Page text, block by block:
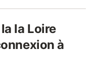
la Loire
à